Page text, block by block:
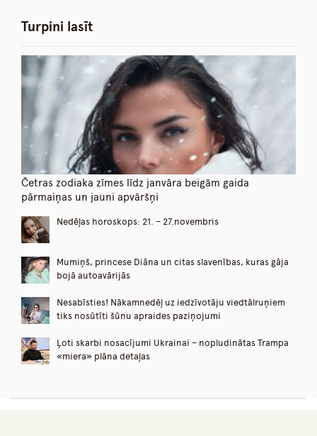
Turpini lasīt
Četras zodiaka zīmes līdz janvāra beigām gaida
pārmaiņas un jauni apvāršņi
Nedēļas horoskops: 21. – 27.novembris
Mumiņš, princese Diāna un citas slavenības, kuras gāja
bojā autoavārijās
Nesabīsties! Nākamnedēļ uz iedzīvotāju viedtālruņiem
tiks nosūtīti šūnu apraides paziņojumi
Ļoti skarbi nosacījumi Ukrainai – nopludinātas Trampa
«miera» plāna detaļas